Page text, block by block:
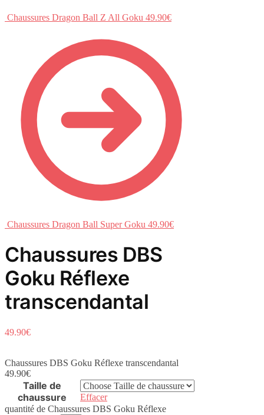
Chaussures Dragon Ball Z All Goku 49.90€
Chaussures Dragon Ball Super Goku 49.90€
Chaussures DBS
Goku Réflexe
transcendantal
49.90€
Chaussures DBS Goku Réflexe transcendantal
49.90€
Taille de
chaussure
Effacer
quantité de Chaussures DBS Goku Réflexe